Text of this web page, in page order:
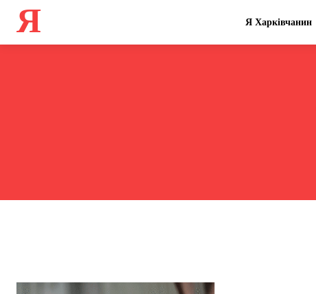
Я Я Харківчанин